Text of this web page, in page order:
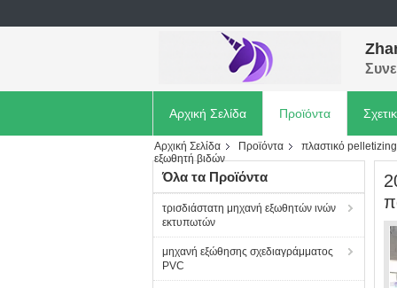
Αρχική Σελίδα Προϊόντα
Αρχική Σελίδα Προϊόντα πλαστικό
εξωθητή βιδών
Όλα τα Προϊόντα
τρισδιάστατη μηχανή εξωθητών ινών
εκτυπωτών
μηχανή εξώθησης σχεδιαγράμματος
PVC